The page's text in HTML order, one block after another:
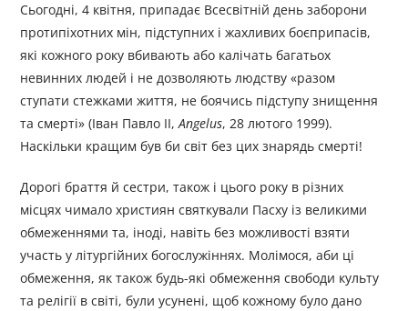
Сьогодні, 4 квітня, припадає Всесвітній день заборони
протипіхотних мін, підступних і жахливих боєприпасів,
які кожного року вбивають або калічать багатьох
невинних людей і не дозволяють людству «разом
ступати стежками життя, не боячись підступу знищення
та смерті» (Іван Павло ІІ,Angelus, 28 лютого 1999).
Наскільки кращим був би світ без цих знарядь смерті!
Дорогі браття й сестри, також і цього року в різних
місцях чимало християн святкували Пасху із великими
обмеженнями та, іноді, навіть без можливості взяти
участь у літургійних богослужіннях. Молімося, аби ці
обмеження, як також будь-які обмеження свободи культу
та релігії в світі, були усунені, щоб кожному було дано